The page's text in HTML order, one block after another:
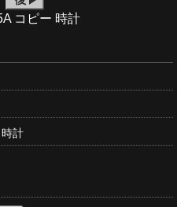
コピー 時計
時計